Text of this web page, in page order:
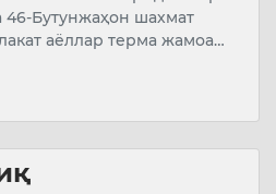
46-Бутунжаҳон шахмат
аёллар терма жамоа…